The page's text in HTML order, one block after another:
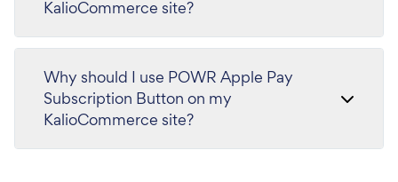
KalioCommerce site?
Why should I use POWR Apple Pay
Subscription Button on my
KalioCommerce site?